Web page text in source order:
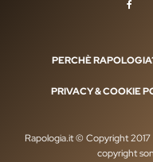
PERCHÈ
PRIVACY & COOKIE
Rapologia.it © Copyright
copyright